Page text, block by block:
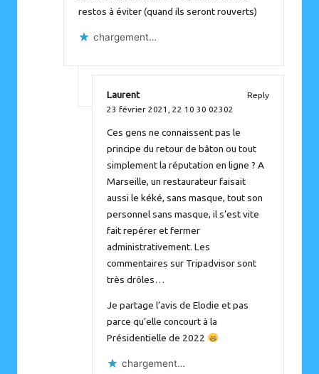
restos à éviter (quand ils seront rouverts)
chargement…
Laurent
Reply
23 février 2021, 22 10 30 02302
Ces gens ne connaissent pas le
principe du retour de bâton ou tout
simplement la réputation en ligne ? A
Marseille, un restaurateur faisait
aussi le kéké, sans masque, tout son
personnel sans masque, il s’est vite
fait repérer et fermer
administrativement. Les
commentaires sur Tripadvisor sont
très drôles…
Je partage l’avis de Elodie et pas
parce qu’elle concourt à la
Présidentielle de 2022
chargement…